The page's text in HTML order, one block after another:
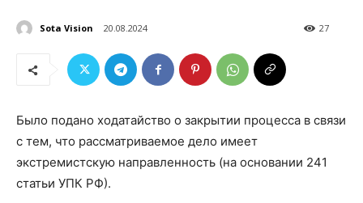
Sota Vision 20.08.2024 27
Было подано ходатайство о закрытии процесса в связи
с тем, что рассматриваемое дело имеет
экстремистскую направленность (на основании 241
статьи УПК РФ).